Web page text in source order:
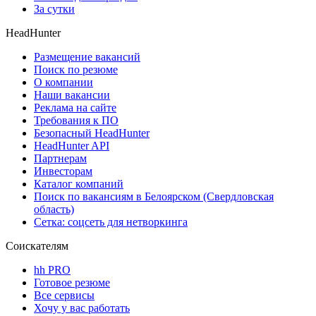
За сутки
HeadHunter
Размещение вакансий
Поиск по резюме
О компании
Наши вакансии
Реклама на сайте
Требования к ПО
Безопасный HeadHunter
HeadHunter API
Партнерам
Инвесторам
Каталог компаний
Поиск по вакансиям в Белоярском (Свердловская
область)
Сетка: соцсеть для нетворкинга
Соискателям
hh PRO
Готовое резюме
Все сервисы
Хочу у вас работать